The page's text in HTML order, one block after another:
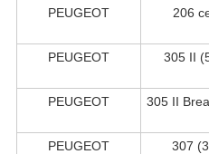
PEUGEOT
206
PEUGEOT
305 II
PEUGEOT
305 II
PEUGEOT
307